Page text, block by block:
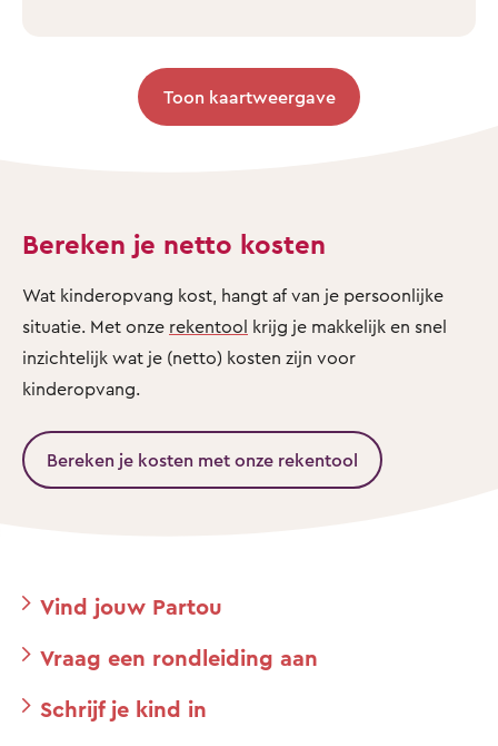
Toon kaartweergave
Bereken je netto kosten
Wat kinderopvang kost, hangt af van je persoonlijke
situatie. Met onze rekentool krijg je makkelijk en snel
inzichtelijk wat je (netto) kosten zijn voor
kinderopvang.
Bereken je kosten met onze rekentool
Vind jouw Partou
Vraag een rondleiding aan
Schrijf je kind in